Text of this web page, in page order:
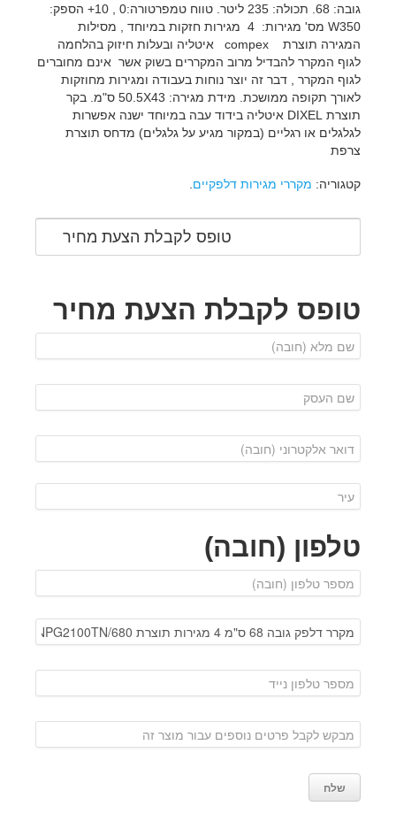
גובה: 68. תכולה: 235 ליטר. טווח טמפרטורה:0 , 10+ הספק:
W350 מס' מגירות: 4 מגירות חזקות במיוחד , מסילות
המגירה תוצרת compex איטליה ובעלות חיזוק בהלחמה
לגוף המקרר להבדיל מרוב המקררים בשוק אשר אינם מחוברים
לגוף המקרר , דבר זה יוצר נוחות בעבודה ומגירות מחוזקות
לאורך תקופה ממושכת. מידת מגירה: 50.5X43 ס"מ. בקר
תוצרת DIXEL איטליה בידוד עבה במיוחד ישנה אפשרות
לגלגלים או רגליים (במקור מגיע על גלגלים) מדחס תוצרת
צרפת
קטגוריה: מקררי מגירות דלפקיים
טופס לקבלת הצעת מחיר
טופס לקבלת הצעת מחיר
טלפון (חובה)